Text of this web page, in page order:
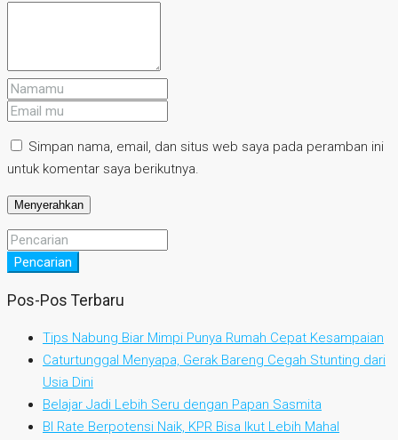
Simpan nama, email, dan situs web saya pada peramban ini
untuk komentar saya berikutnya.
Pencarian
Pos-Pos Terbaru
Tips Nabung Biar Mimpi Punya Rumah Cepat Kesampaian
Caturtunggal Menyapa, Gerak Bareng Cegah Stunting dari
Usia Dini
Belajar Jadi Lebih Seru dengan Papan Sasmita
BI Rate Berpotensi Naik, KPR Bisa Ikut Lebih Mahal